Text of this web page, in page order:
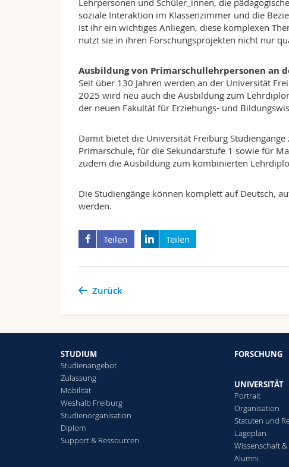
Lehrpersonen und Schüler_innen, die
soziale Interaktion im Klassenzimmer und die
ist ihr ein wichtiges Anliegen, diese komplexen
nutzt sie in ihren Forschungsprojekten nicht nur
Ausbildung von Primarschullehrpersonen an
Seit über 130 Jahren werden an der Universität
2025 wird neu auch die Ausbildung zum
der neuen Fakultät für Erziehungs- und
Damit bietet die Universität Freiburg
Primarschule, für die Sekundarstufe 1 sowie für
zudem die Ausbildung zum kombinierten
Die Studiengänge können komplett auf Deutsch,
werden.
Teilen Teilen
Zurück
STUDIUM
Studienangebot
Zulassung
Mobilität
Weshalb Freiburg
Studienorganisation
Diplom
Support & Ressourcen
FORSCHUNG
UNIVERSITÄT
Portrait
Organisation
Statuten und
Lageplan
Wissenschaft
Alumni